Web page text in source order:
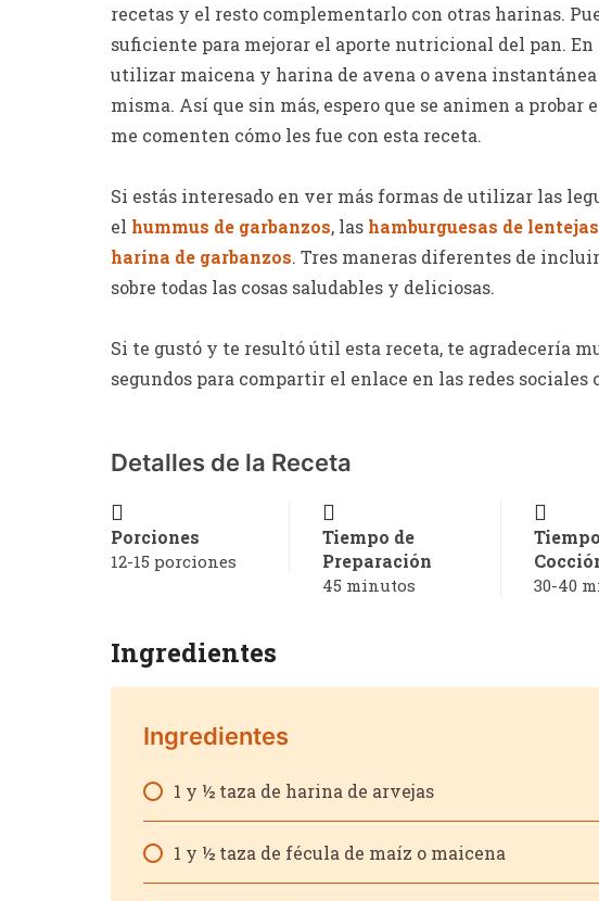
recetas y el resto complementarlo con otras harinas.
suficiente para mejorar el aporte nutricional del pan.
utilizar maicena y harina de avena o avena instantánea
misma. Así que sin más, espero que se animen a probar
me comenten cómo les fue con esta receta.
Si estás interesado en ver más formas de utilizar las
el hummus de garbanzos, las hamburguesas de
harina de garbanzos. Tres maneras diferentes de
sobre todas las cosas saludables y deliciosas.
Si te gustó y te resultó útil esta receta, te agradecería
segundos para compartir el enlace en las redes sociales
Detalles de la Receta
Porciones
12-15 porciones
Tiempo de
Preparación
45 minutos 30-40
Ingredientes
Ingredientes
1 y ½ taza de harina de arvejas
1 y ½ taza de fécula de maíz o maicena